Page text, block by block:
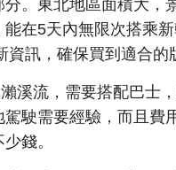
。東北地區面積大，
在5天內無限次搭乘
資訊，確保買到適合的
溪流，需要搭配巴士
駛需要經驗，而且
錢。